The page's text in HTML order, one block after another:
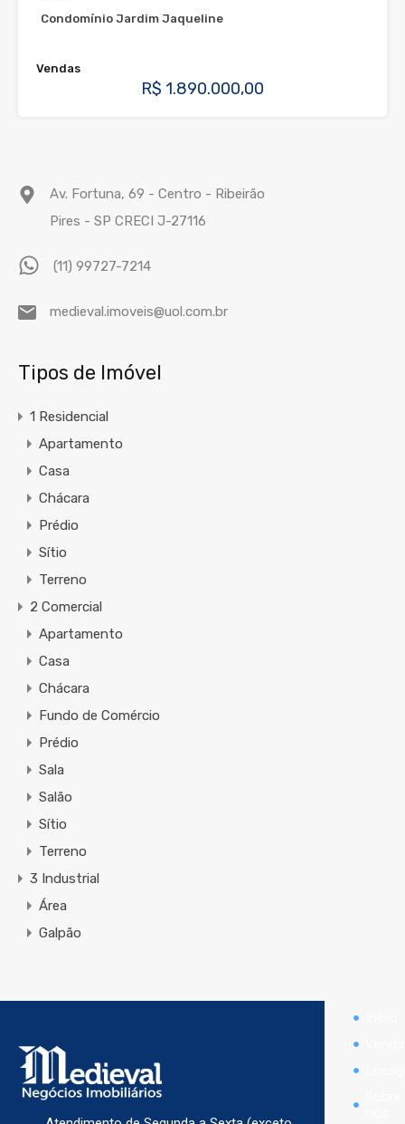
Condomínio Jardim Jaqueline
Vendas
R$ 1.890.000,00
Av. Fortuna, 69 - Centro - Ribeirão
Pires - SP CRECI J-27116
(11) 99727-7214
medieval.imoveis@uol.com.br
Tipos de Imóvel
1 Residencial
Apartamento
Casa
Chácara
Prédio
Sítio
Terreno
2 Comercial
Apartamento
Casa
Chácara
Fundo de Comércio
Prédio
Sala
Salão
Sítio
Terreno
3 Industrial
Área
Galpão